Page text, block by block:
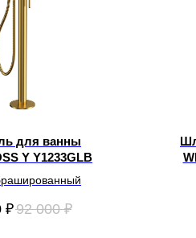
для ванны
Y Y1233GLB
₽92 000 ₽